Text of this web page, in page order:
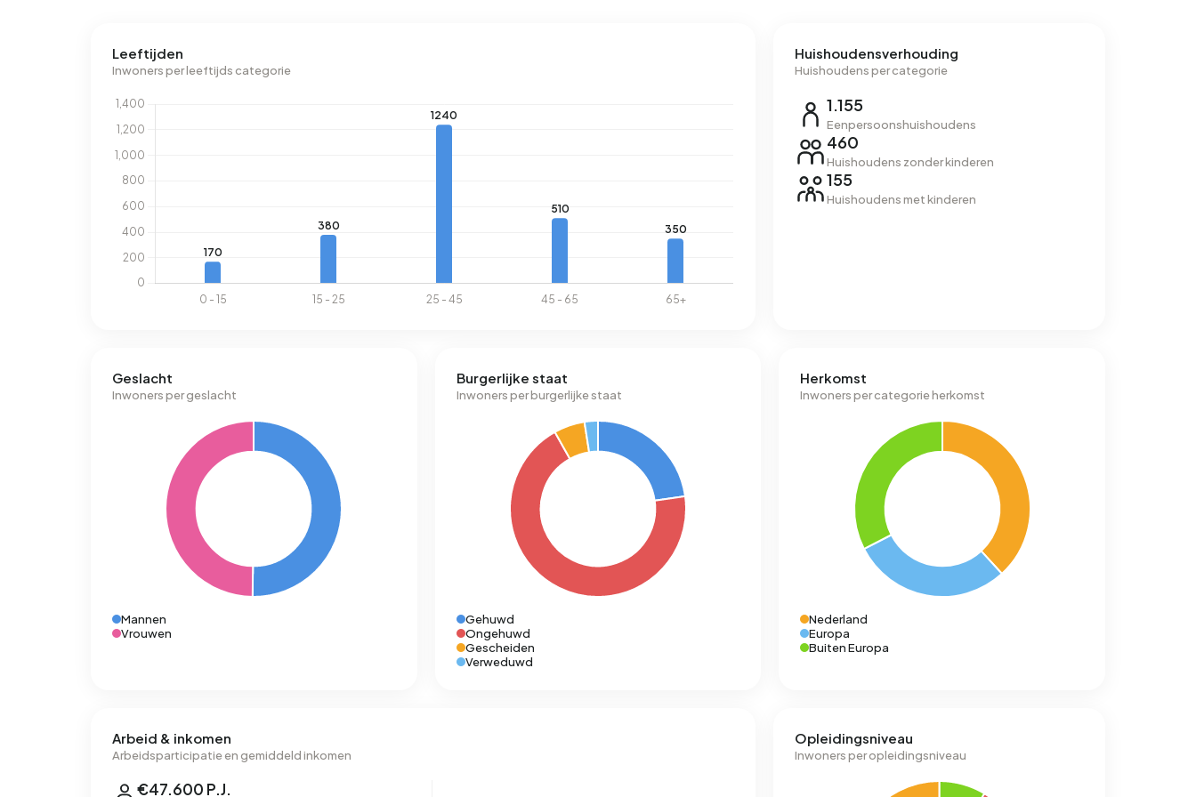
Leeftijden
Inwoners per leeftijds categorie
Huishoudensverhouding
Huishoudens per categorie
1.155
Eenpersoonshuishoudens
460
Huishoudens zonder kinderen
155
Huishoudens met kinderen
Geslacht
Inwoners per geslacht
Mannen
Vrouwen
Burgerlijke staat
Inwoners per burgerlijke staat
Gehuwd
Ongehuwd
Gescheiden
Verweduwd
Herkomst
Inwoners per categorie herkomst
Nederland
Europa
Buiten Europa
Arbeid & inkomen
Arbeidsparticipatie en gemiddeld inkomen
€47.600 P.J.
Opleidingsniveau
Inwoners per opleidingsniveau